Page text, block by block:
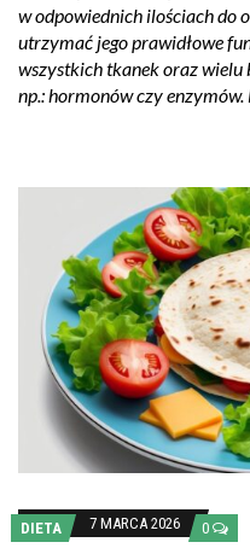
w odpowiednich ilościach do
utrzymać jego prawidłowe
wszystkich tkanek oraz
np.: hormonów czy
DIETA 7 MARCA 2026 0